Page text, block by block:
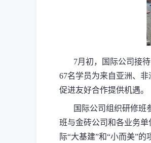
7月初，国际公司接待
67名学员为来自亚洲、
促进友好合作提供机遇。
国际公司组织研修班参
班与金砖公司和各业务
际“大基建”和“小而美”